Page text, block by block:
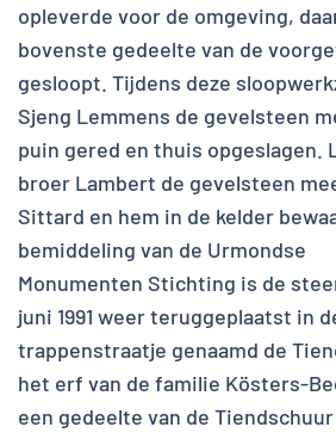
opleverde voor de omgeving,
bovenste gedeelte van de
gesloopt. Tijdens deze
Sjeng Lemmens de gevelsteen
puin gered en thuis opgeslagen.
broer Lambert de gevelsteen
Sittard en hem in de kelder
bemiddeling van de Urmondse
Monumenten Stichting is de
juni 1991 weer teruggeplaatst in
trappenstraatje genaamd de
het erf van de familie Kösters-
een gedeelte van de